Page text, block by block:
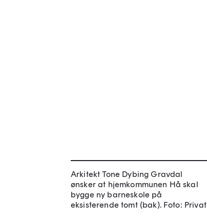
Arkitekt Tone Dybing Gravdal
ønsker at hjemkommunen Hå skal
bygge ny barneskole på
eksisterende tomt (bak).Foto: Privat